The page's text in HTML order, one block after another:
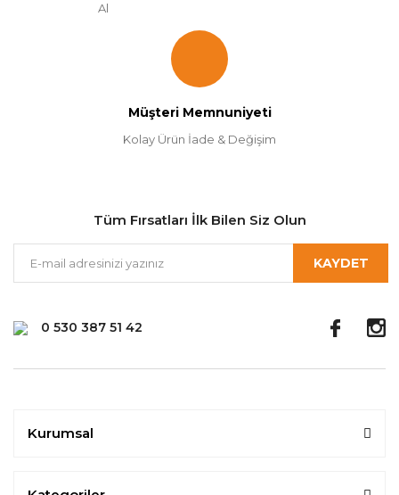
Al
Müşteri Memnuniyeti
Kolay Ürün İade & Değişim
0 530 387 51 42
Tüm Fırsatları İlk Bilen Siz Olun
KAYDET
Kurumsal